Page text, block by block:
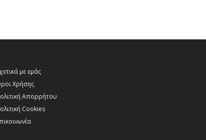
με εμάς
Χρήσης
Απορρήτου
Cookies